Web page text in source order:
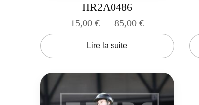
HR2A0486
15,00€ – 85,00€
Lire la suite